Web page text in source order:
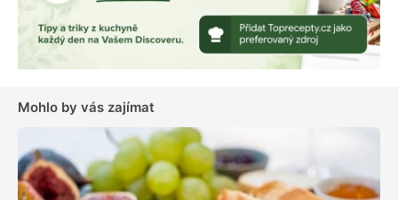
Mohlo by vás zajímat